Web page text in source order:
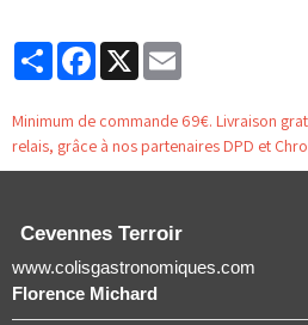
PartagerFacebook
X
Minimum de commande 69€. Livraison
relais, grâce à nos partenaires DPD et
Cevennes Terroir
www.colisgastronomiques.com
Florence Michard